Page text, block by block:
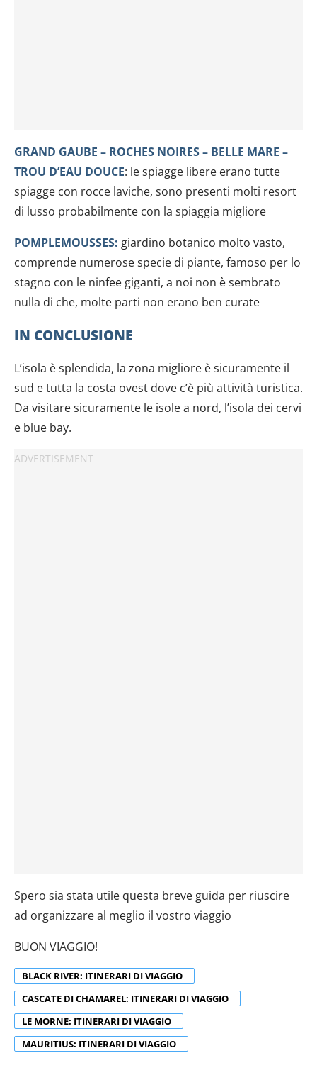
GRAND GAUBE – ROCHES NOIRES – BELLE MARE –
TROU D’EAU DOUCE: le spiagge libere erano tutte
spiagge con rocce laviche, sono presenti molti resort
di lusso probabilmente con la spiaggia migliore
POMPLEMOUSSES: giardino botanico molto vasto,
comprende numerose specie di piante, famoso per lo
stagno con le ninfee giganti, a noi non è sembrato
nulla di che, molte parti non erano ben curate
IN CONCLUSIONE
L’isola è splendida, la zona migliore è sicuramente il
sud e tutta la costa ovest dove c’è più attività turistica.
Da visitare sicuramente le isole a nord, l’isola dei cervi
e blue bay.
Spero sia stata utile questa breve guida per riuscire
ad organizzare al meglio il vostro viaggio
BUON VIAGGIO!
BLACK RIVER: ITINERARI DI VIAGGIO
CASCATE DI CHAMAREL: ITINERARI DI VIAGGIO
LE MORNE: ITINERARI DI VIAGGIO
MAURITIUS: ITINERARI DI VIAGGIO